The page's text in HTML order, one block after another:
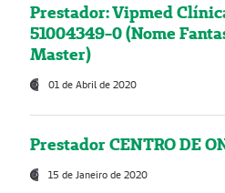
Prestador: Vipmed
51004349-0 (Nome
Master)
01 de Abril de 2020
Prestador CENTRO DE
15 de Janeiro de 2020